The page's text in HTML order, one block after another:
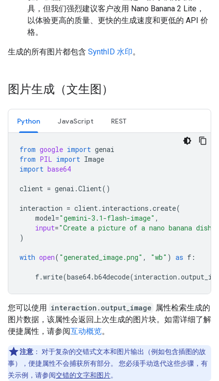
具，但我们强烈建议客户改用 Nano Banana 2 Lite，
以体验更高的质量、更快的生成速度和更低的 API 价
格。
生成的所有图片都包含 SynthID 水印。
图片生成（文生图）
Python JavaScript REST
from google import genai
from PIL import Image
import base64
client = genai .Client()
interaction = client. interactions .create(
model="gemini-3.1-flash-image" ,
input="Create a picture of a nano banana
)
with open( "generated_image.png" , "wb" ) as f :
f.write(base64.b64decode(interaction .
您可以使用 interaction.output_image 属性检索生成的
图片数据，该属性会返回上次生成的图片块。如需详细了解
便捷属性，请参阅互动概览。
注意 ：
对于复杂的交错式文本和图片输出（例如包含插图的故
事），便捷属性不会捕获所有部分。 您必须手动迭代这些步骤，有
关示例，请参阅交错的文字和图片。